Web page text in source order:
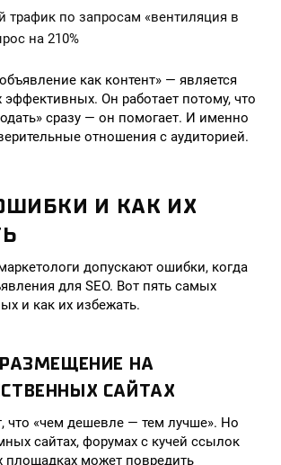
трафик по запросам «вентиляция в
на 210%
как контент» — является
Он работает потому, что
сразу — он помогает. И именно
отношения с аудиторией.
И КАК ИХ
допускают ошибки, когда
для SEO. Вот пять самых
и как их избежать.
НА
САЙТАХ
что «чем дешевле — тем лучше». Но
сайтах, форумах с кучей ссылок
площадках может повредить